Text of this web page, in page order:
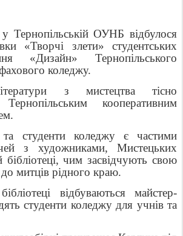
Тернопільській ОУНБ відбулося
«Творчі злети» студентських
«Дизайн» Тернопільського
коледжу.
з мистецтва тісно
кооперативним
та студенти коледжу є частими
з художниками, Мистецьких
чим засвідчують свою
митців рідного краю.
відбуваються майстер-
студенти коледжу для учнів та